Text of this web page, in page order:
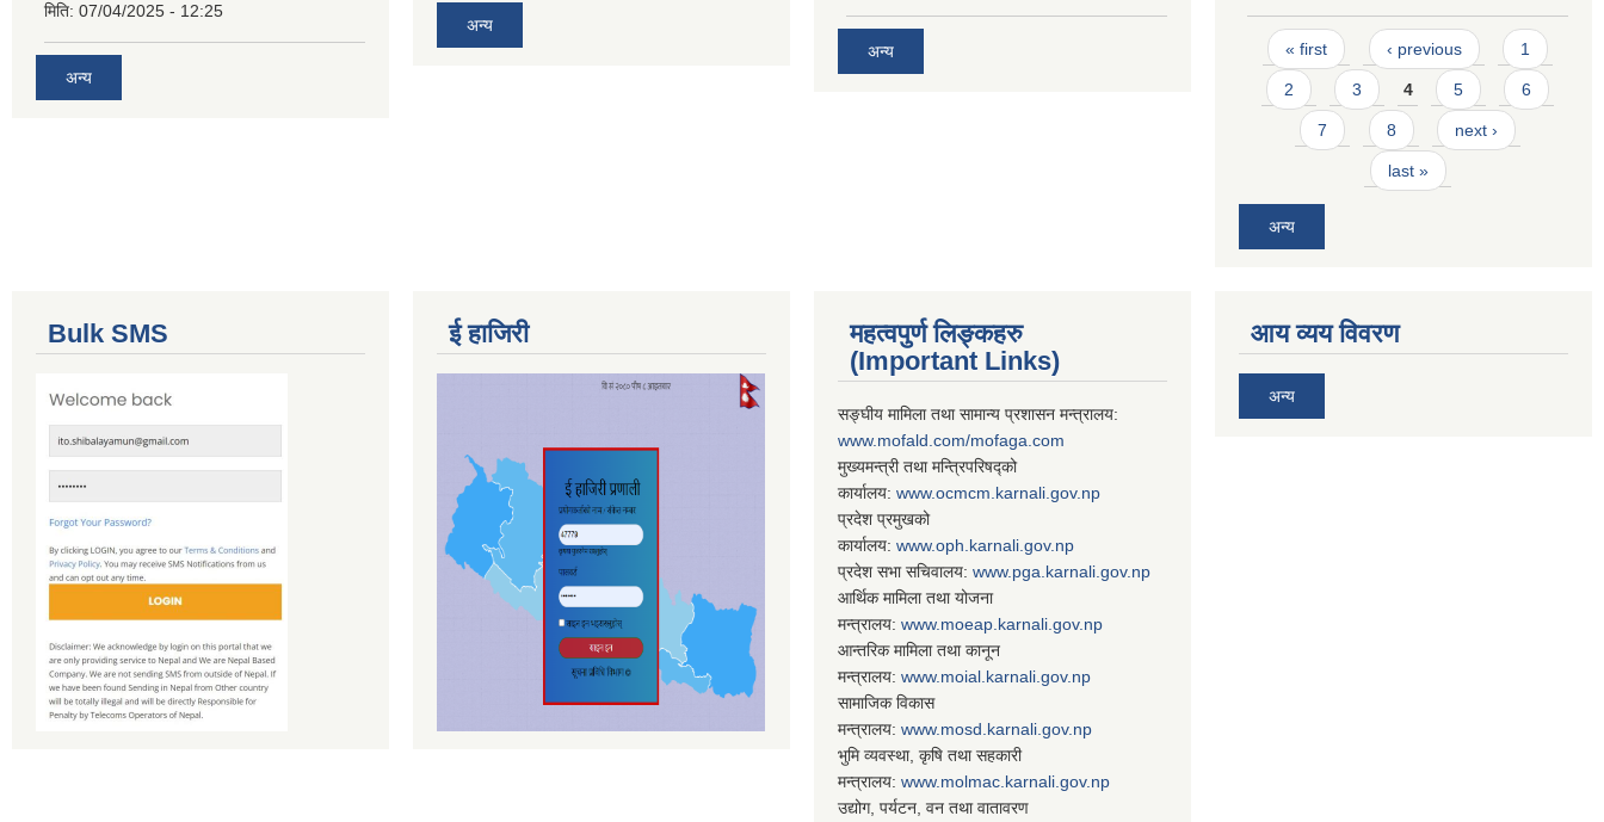
मिति: 07/04/2025 - 12:25
अन्य
अन्य
अन्य Pages
« first ‹ previous 1
2 3 4 5 6
7 8 next ›
last »
अन्य
Bulk SMS ई हाजिरी
महत्वपुर्ण लिङ्कहरु
(Important Links)
सङ्घीय मामिला तथा सामान्य प्रशासन मन्त्रालय:
www.mofald.com/mofaga.com
मुख्यमन्त्री तथा मन्त्रिपरिषद्को
कार्यालय: www.ocmcm.karnali.gov.np
प्रदेश प्रमुखको
कार्यालय: www.oph.karnali.gov.np
प्रदेश सभा सचिवालय: www. pga.karnali.gov.np
आर्थिक मामिला तथा योजना
मन्त्रालय: www. moeap.karnali.gov.np
आन्तरिक मामिला तथा कानून
मन्त्रालय: www. moial.karnali.gov.np
सामाजिक विकास
मन्त्रालय: www. mosd.karnali.gov.np
भुमि व्यवस्था, कृषि तथा सहकारी
मन्त्रालय: www. molmac.karnali.gov.np
उद्योग, पर्यटन, वन तथा वातावरण
आय व्यय विवरण
अन्य